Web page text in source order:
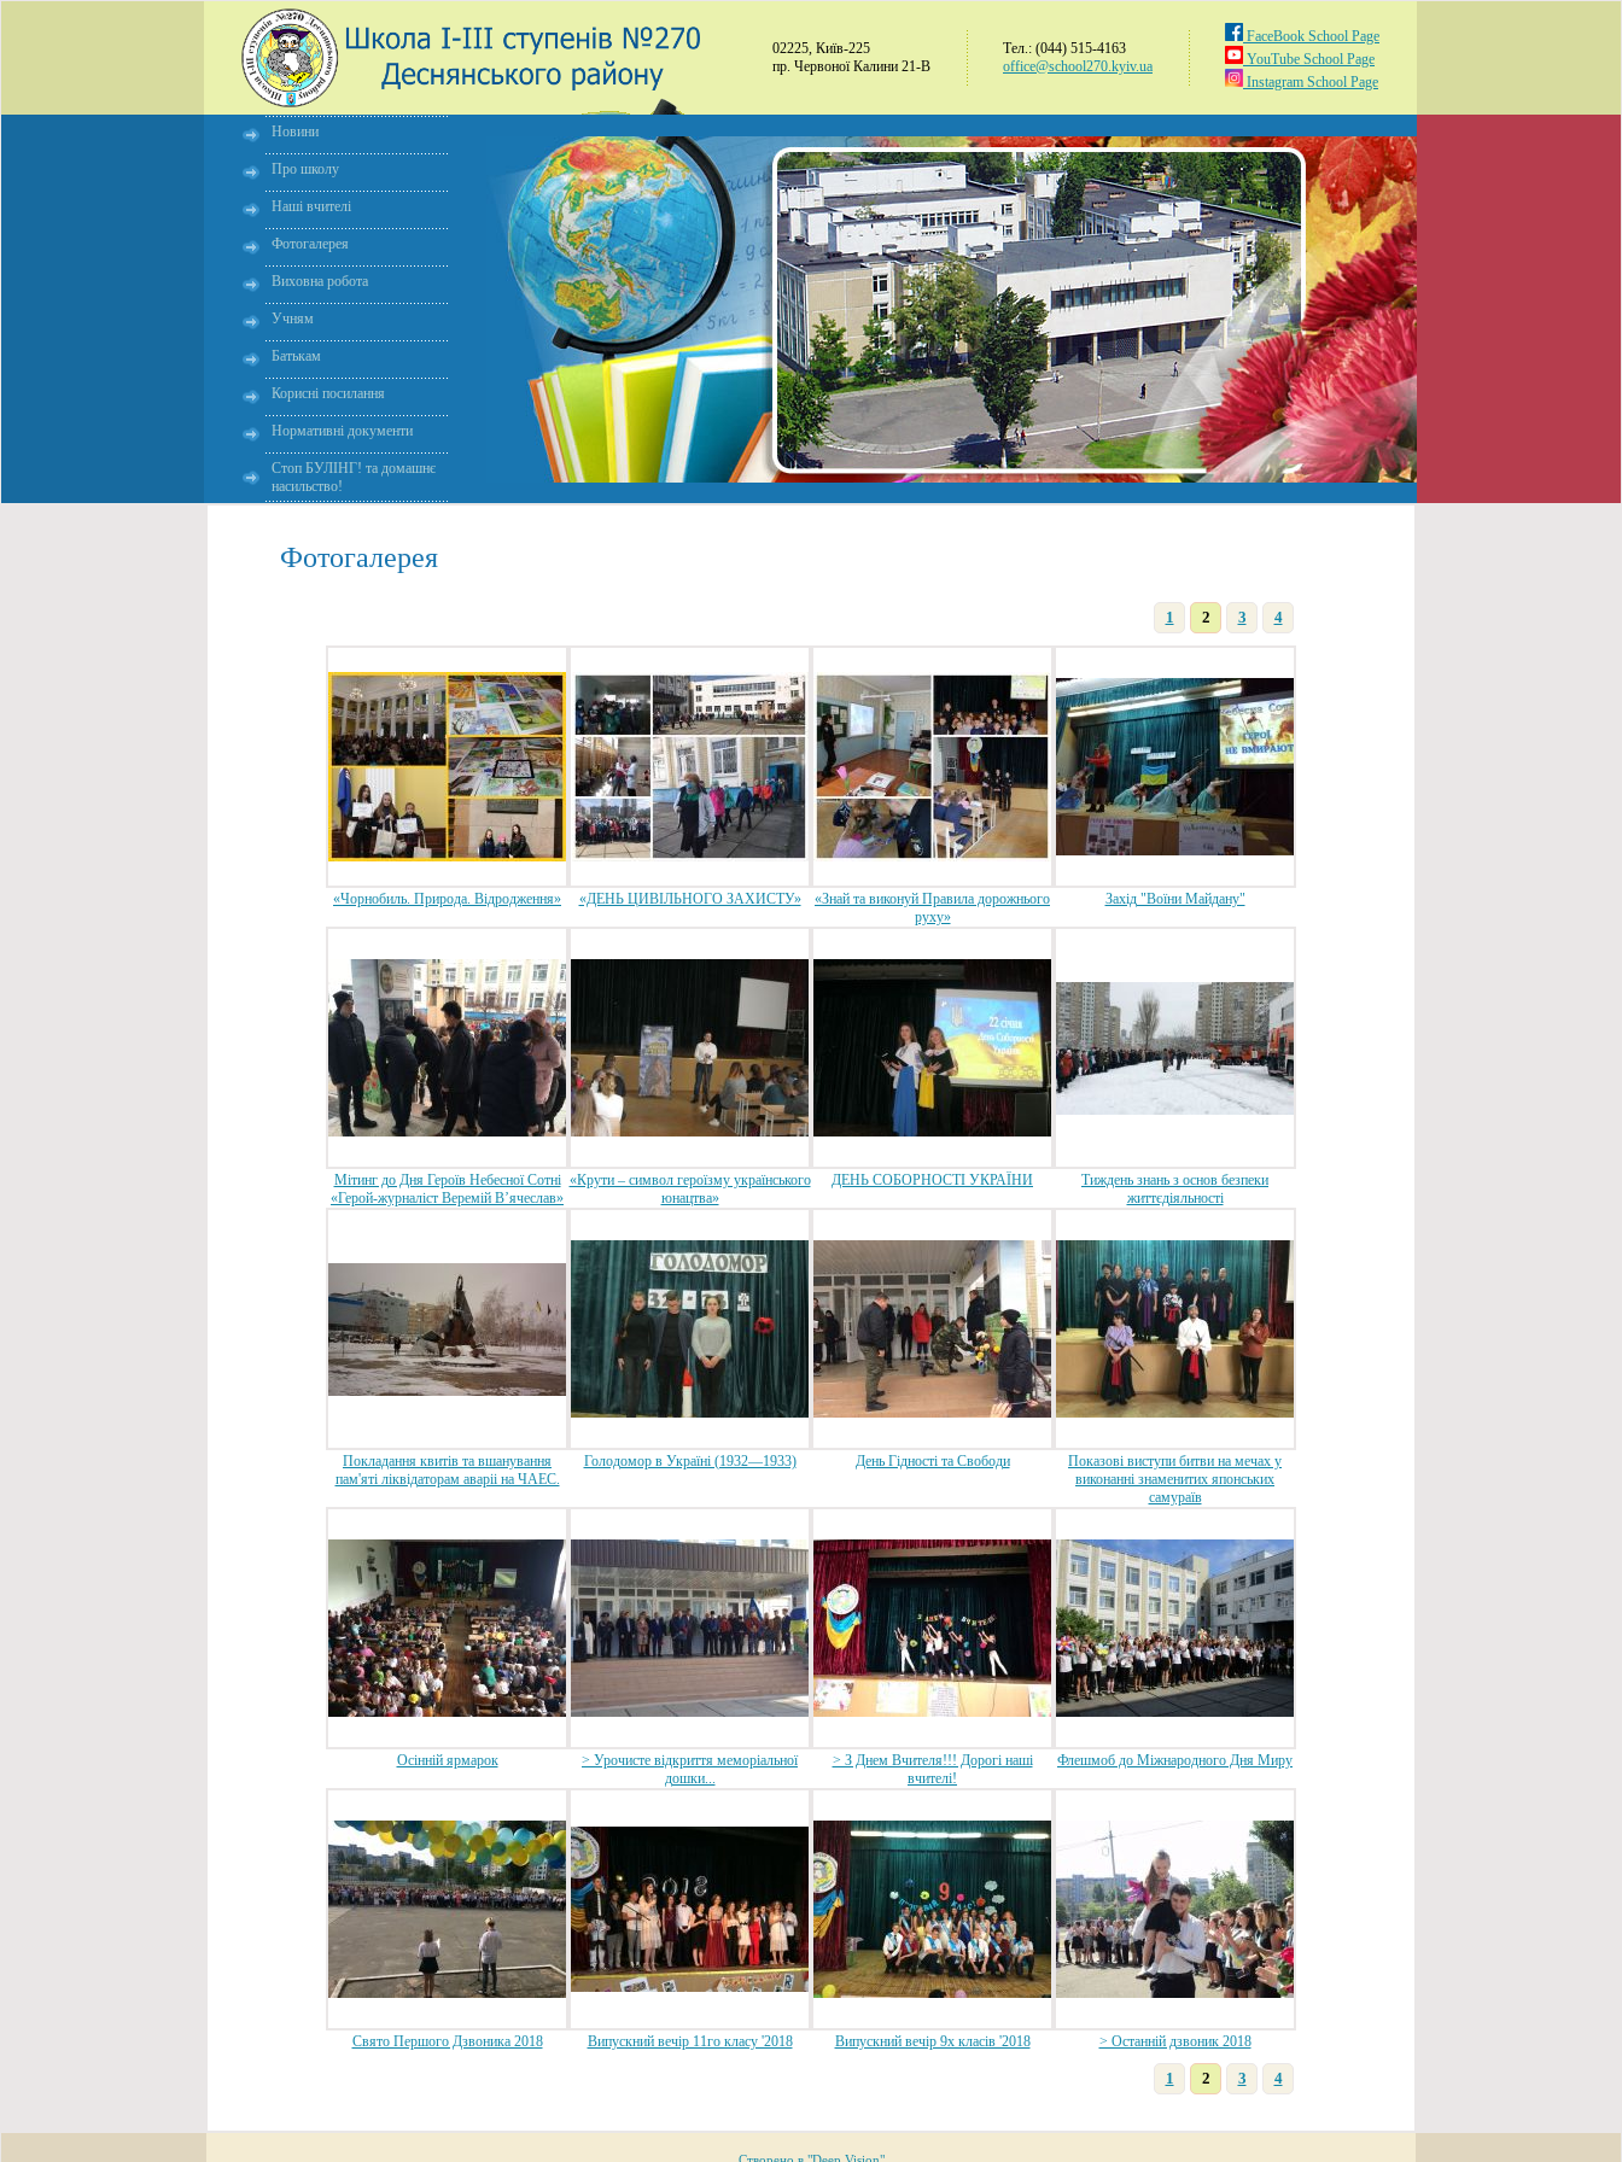
02225, Київ-225
пр. Червоної Калини 21-В
Тел.: (044) 515-4163
office@school270.kyiv.ua
FaceBook School Page
YouTube School Page
Instagram School Page
Новини
Про школу
Наші вчителі
Фотогалерея
Виховна робота
Учням
Батькам
Корисні посилання
Нормативні документи
Стоп БУЛІНГ! та домашнє
насильство!
Фотогалерея
1 2 3 4
«Чорнобиль. Природа. Відродження» «ДЕНЬ ЦИВІЛЬНОГО ЗАХИСТУ»
«Знай та виконуй Правила дорожнього
руху»
Захід "Воїни Майдану"
Мітинг до Дня Героїв Небесної Сотні
«Герой-журналіст Веремій В’ячеслав»
«Крути – символ героїзму українського
юнацтва»
ДЕНЬ СОБОРНОСТІ УКРАЇНИ
Тиждень знань з основ безпеки
життєдіяльності
Покладання квитiв та вшанування
пам'ятi лiквiдаторам аварii на ЧАЕС.
Голодомор в Україні (1932—1933) День Гідності та Свободи
Показові виступи битви на мечах у
виконанні знаменитих японських
самураїв
Осінній ярмарок
> Урочисте відкриття меморіальної
дошки...
> З Днем Вчителя!!! Дорогі наші
вчителі!
Флешмоб до Міжнародного Дня Миру
Свято Першого Дзвоника 2018 Випускний вечір 11го класу '2018 Випускний вечір 9х класів '2018 > Останній дзвоник 2018
1 2 3 4